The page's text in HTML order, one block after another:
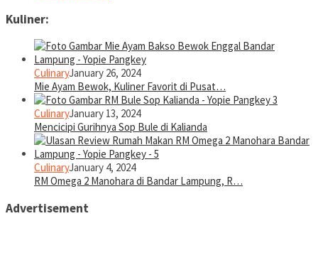
Kuliner:
CulinaryJanuary 26, 2024
Mie Ayam Bewok, Kuliner Favorit di Pusat…
CulinaryJanuary 13, 2024
Mencicipi Gurihnya Sop Bule di Kalianda
CulinaryJanuary 4, 2024
RM Omega 2 Manohara di Bandar Lampung, R…
Advertisement